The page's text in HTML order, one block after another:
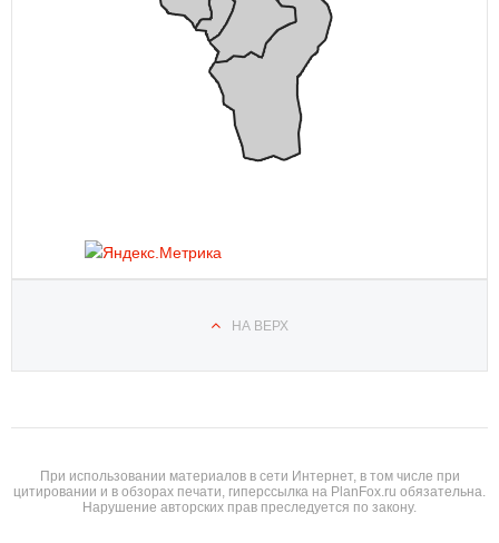
НА ВЕРХ
При использовании материалов в сети Интернет, в том числе при
цитировании и в обзорах печати, гиперссылка на PlanFox.ru обязательна.
Нарушение авторских прав преследуется по закону.